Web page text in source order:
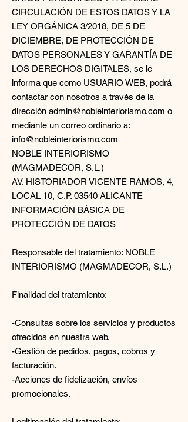
CIRCULACIÓN DE ESTOS DATOS Y LA
LEY ORGÁNICA 3/2018, DE 5 DE
DICIEMBRE, DE PROTECCIÓN DE
DATOS PERSONALES Y GARANTÍA DE
LOS DERECHOS DIGITALES, se le
informa que como USUARIO WEB, podrá
contactar con nosotros a través de la
dirección admin@nobleinteriorismo.com o
mediante un correo ordinario a:
info@nobleinteriorismo.com
NOBLE INTERIORISMO
(MAGMADECOR, S.L.)
AV. HISTORIADOR VICENTE RAMOS, 4,
LOCAL 10, C.P. 03540 ALICANTE
INFORMACIÓN BÁSICA DE
PROTECCIÓN DE DATOS
Responsable del tratamiento: NOBLE
INTERIORISMO (MAGMADECOR, S.L.)
Finalidad del tratamiento:
-Consultas sobre los servicios y productos
ofrecidos en nuestra web.
-Gestión de pedidos, pagos, cobros y
facturación.
-Acciones de fidelización, envíos
promocionales.